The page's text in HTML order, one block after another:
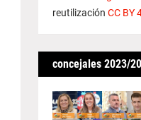
reutilización CC BY
concejales 2023/